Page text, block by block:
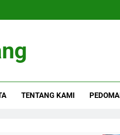
TENTANG KAMI